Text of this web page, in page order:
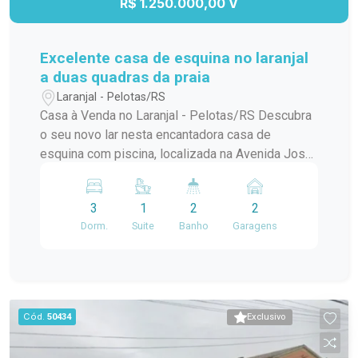
R$ 1.250.000,00 V
Excelente casa de esquina no laranjal
a duas quadras da praia
Laranjal - Pelotas/RS
Casa à Venda no Laranjal - Pelotas/RS Descubra
o seu novo lar nesta encantadora casa de
esquina com piscina, localizada na Avenida José
da praia. Com 240 m² de área construída, este
sobrado é ideal para quem busca conforto e
praticidade. No térreo, você encontrará uma
confraternização. O ambiente ainda conta com
uma aconchegante lareira e um jardim de inverno
que traz luz natural e frescor ao espaço. Além
3
Dorm.
1
Suite
2
Banho
2
Garagens
Exclusivo
Cód. 50434